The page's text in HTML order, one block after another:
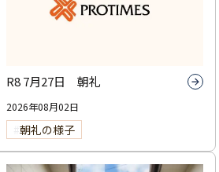
R8 7月27日 朝礼
2026年08月02日
朝礼の様子